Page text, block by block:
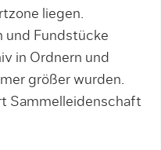
liegen.
und Fundstücke
in Ordnern und
größer wurden.
Sammelleidenschaft